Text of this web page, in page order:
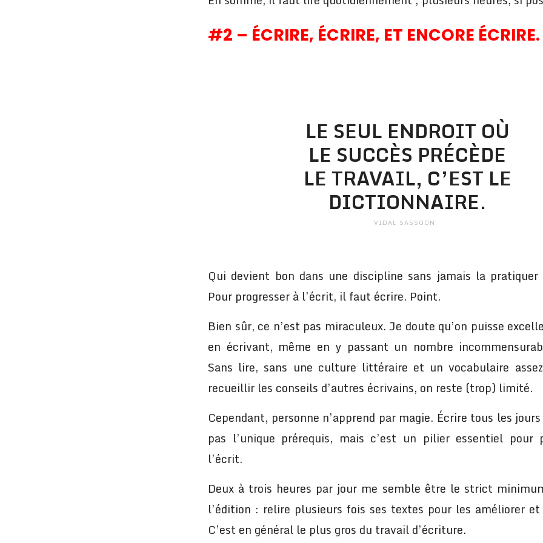
#2 – ÉCRIRE, ÉCRIRE, ET ENCORE ÉCRIRE.
LE SEUL ENDROIT OÙ
LE SUCCÈS PRÉCÈDE
LE TRAVAIL, C’EST LE
DICTIONNAIRE.
VIDAL SASSOON
Qui devient bon dans une discipline sans jamais la pratiquer
Pour progresser à l’écrit, il faut écrire. Point.
Bien sûr, ce n’est pas miraculeux. Je doute qu’on puisse
en écrivant, même en y passant un nombre
Sans lire, sans une culture littéraire et un vocabulaire
recueillir les conseils d’autres écrivains, on reste (trop) limité.
Cependant, personne n’apprend par magie. Écrire tous les
pas l’unique prérequis, mais c’est un pilier essentiel pour
l’écrit.
Deux à trois heures par jour me semble être le strict
l’édition : relire plusieurs fois ses textes pour les améliorer
C’est en général le plus gros du travail d’écriture.